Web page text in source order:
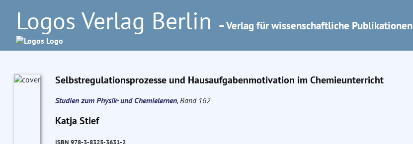
Logos Verlag Berlin – Verlag für wissenschaftliche Publikationen
Selbstregulationsprozesse und Hausaufgabenmotivation im Chemieunterricht
Studien zum Physik- und Chemielernen, Band 162
Katja Stief
ISBN 978-3-8325-3631-2